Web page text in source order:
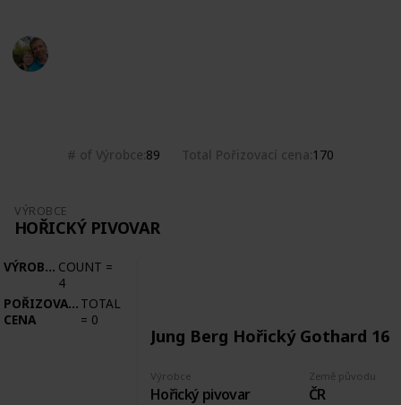
# of Výrobce 89 Total Pořizovací cena 170
VÝROBCE
HOŘICKÝ PIVOVAR
VÝROBCE COUNT =
4
POŘIZOVACÍ
CENA
TOTAL
= 0
Jung Berg Hořický Gothard 16
Výrobce
Hořický pivovar
Země původu
ČR